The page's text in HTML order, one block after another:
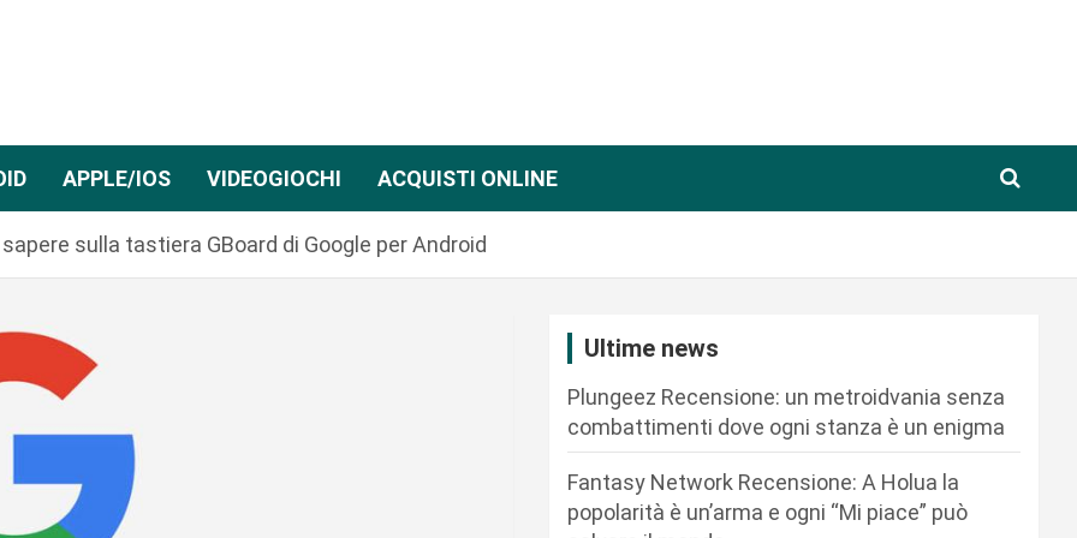
APPLE/IOS VIDEOGIOCHI ACQUISTI ONLINE
sulla tastiera GBoard di Google per Android
Ultime news
Plungeez Recensione: un metroidvania senza
combattimenti dove ogni stanza è un enigma
Fantasy Network Recensione: A Holua la
popolarità è un’arma e ogni “Mi piace” può